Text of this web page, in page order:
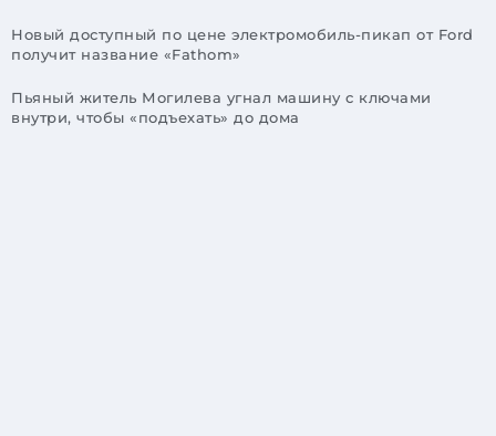
Новый доступный по цене электромобиль-пикап от Ford
получит название «Fathom»
Пьяный житель Могилева угнал машину с ключами
внутри, чтобы «подъехать» до дома